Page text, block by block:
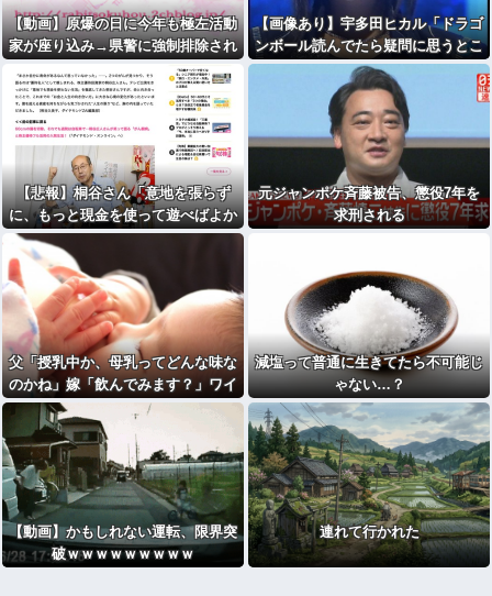
【動画】原爆の日に今年も極左活動
家が座り込み→県警に強制排除され
【画像あり】宇多田ヒカル「ドラゴ
ンボール読んでたら疑問に思うとこ
ろがあったんだけど」⇒ｗｗ
【悲報】桐谷さん「意地を張らず
に、もっと現金を使って遊べばよか
った」
元ジャンポケ斉藤被告、懲役7年を
求刑される
父「授乳中か、母乳ってどんな味な
のかね」嫁「飲んでみます？」ワイ
「」⇒ｗｗ
減塩って普通に生きてたら不可能じ
ゃない…？
【動画】かもしれない運転、限界突
破ｗｗｗｗｗｗｗｗｗ
連れて行かれた